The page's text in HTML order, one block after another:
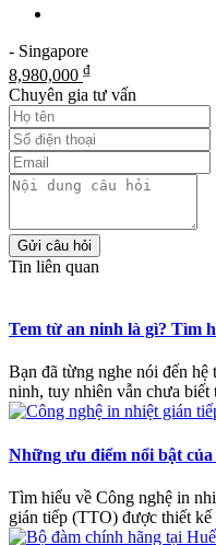
- Singapore
8,980,000 ₫
Chuyên gia tư vấn
Gửi câu hỏi
Tin liên quan
Tem từ an ninh là gì? Tìm
Bạn đã từng nghe nói đến
ninh, tuy nhiên vẫn chưa
Những ưu điểm nổi bật
Tìm hiểu về Công nghệ in
gián tiếp (TTO) được thiết